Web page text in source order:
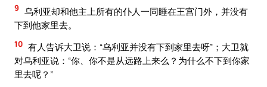
9 乌利亚却和他主上所有的仆人一同睡在王宫门外，并没有
下到他家里去。
10 有人告诉大卫说：“乌利亚并没有下到家里去呀”；大卫就
对乌利亚说：“你、你不是从远路上来么？为什么不下到你家
里去呢？”